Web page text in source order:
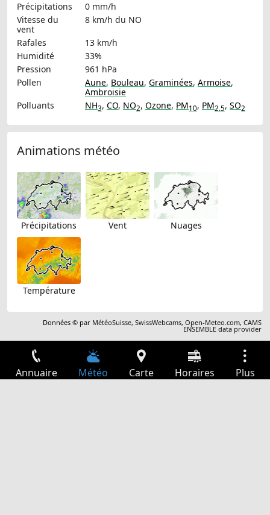
Précipitations
0 mm/h
Vitesse du
vent
8 km/h du NO
Rafales
13 km/h
Humidité
33%
Pression
961 hPa
Pollen
Aune, Bouleau, Graminées, Armoise,
Ambroisie
Polluants
NH3, CO, NO2, Ozone, PM10, PM2.5, SO2
Animations météo
Précipitations Vent Nuages
Température
Données © par MétéoSuisse,SwissWebcams,Open-Meteo.com,CAMS
ENSEMBLE data provider
Annuaire Météo Carte Horaires Plus